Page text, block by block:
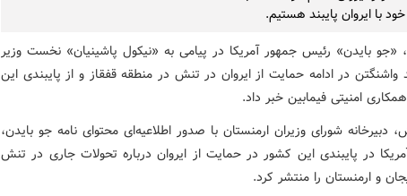
با ایروان پایبند هستیم.
، «جو بایدن» رئیس جمهور آمریکا در پیامی به «نیکول پاشینیان» نخست وزیر
واشنگتن در ادامه حمایت از ایروان در تنش در منطقه قفقاز و از پایبندی این
امنیتی فیمابین خبر داد.
دبیرخانه شورای وزیران ارمنستان با صدور اطلاعیه‌ای محتوای نامه جو بایدن،
در پایبندی این کشور در حمایت از ایروان درباره تحولات جاری در تنش
و ارمنستان را منتشر کرد.